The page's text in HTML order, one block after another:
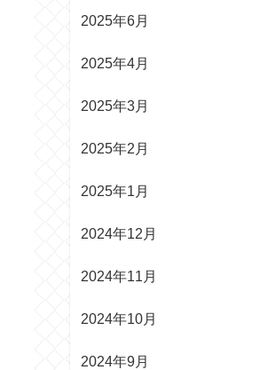
2025年6月
2025年4月
2025年3月
2025年2月
2025年1月
2024年12月
2024年11月
2024年10月
2024年9月